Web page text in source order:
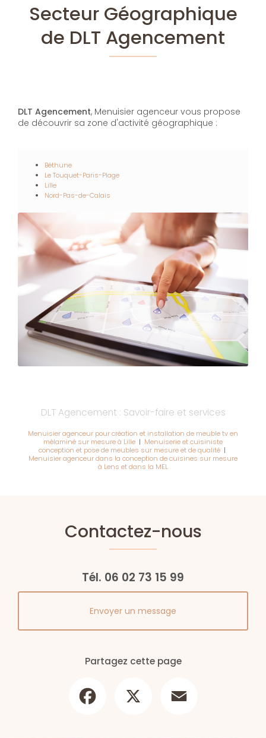
Secteur Géographique
de DLT Agencement
DLT Agencement, Menuisier agenceur vous propose
de découvrir sa zone d'activité géographique :
Béthune
Le Touquet-Paris-Plage
Lille
Nord-Pas-de-Calais
DLT Agencement : Savoir-faire et services
Menuisier agenceur pour création et installation de meuble tv en
mélaminé sur mesure à Lille | Menuiserie et cuisiniste
conception et pose de meubles sur mesure et de qualité |
Menuisier agenceur dans la conception de cuisines sur mesure
à Lens et dans la MEL
Contactez-nous
Tél. 06 02 73 15 99
Envoyer un message
Partagez cette page